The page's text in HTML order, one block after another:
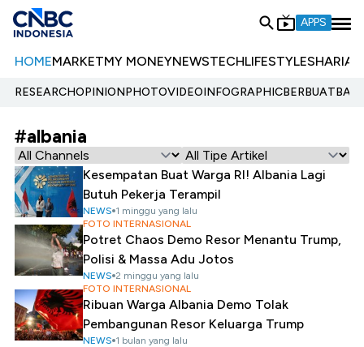
APPS
HOMEMARKETMY MONEYNEWSTECHLIFESTYLESHARIA
RESEARCHOPINIONPHOTOVIDEOINFOGRAPHIC
#albania
Kesempatan Buat Warga RI! Albania Lagi
Butuh Pekerja Terampil
NEWS 1 minggu yang lalu
FOTO INTERNASIONAL
Potret Chaos Demo Resor Menantu Trump,
Polisi & Massa Adu Jotos
NEWS 2 minggu yang lalu
FOTO INTERNASIONAL
Ribuan Warga Albania Demo Tolak
Pembangunan Resor Keluarga Trump
NEWS 1 bulan yang lalu